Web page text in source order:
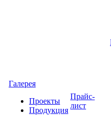
Галерея
Проекты
Продукция
Прайс-
лист